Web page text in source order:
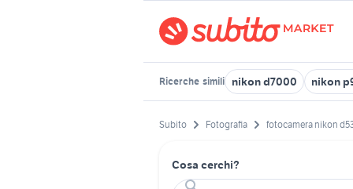
Ricerche simili nikon d7000 nikon
Subito Fotografia fotocamera nikon
Cosa cerchi?